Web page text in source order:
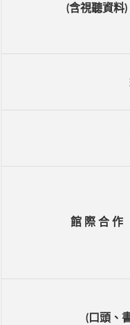
(含視聽資料)
館 際 合 作
(口頭、